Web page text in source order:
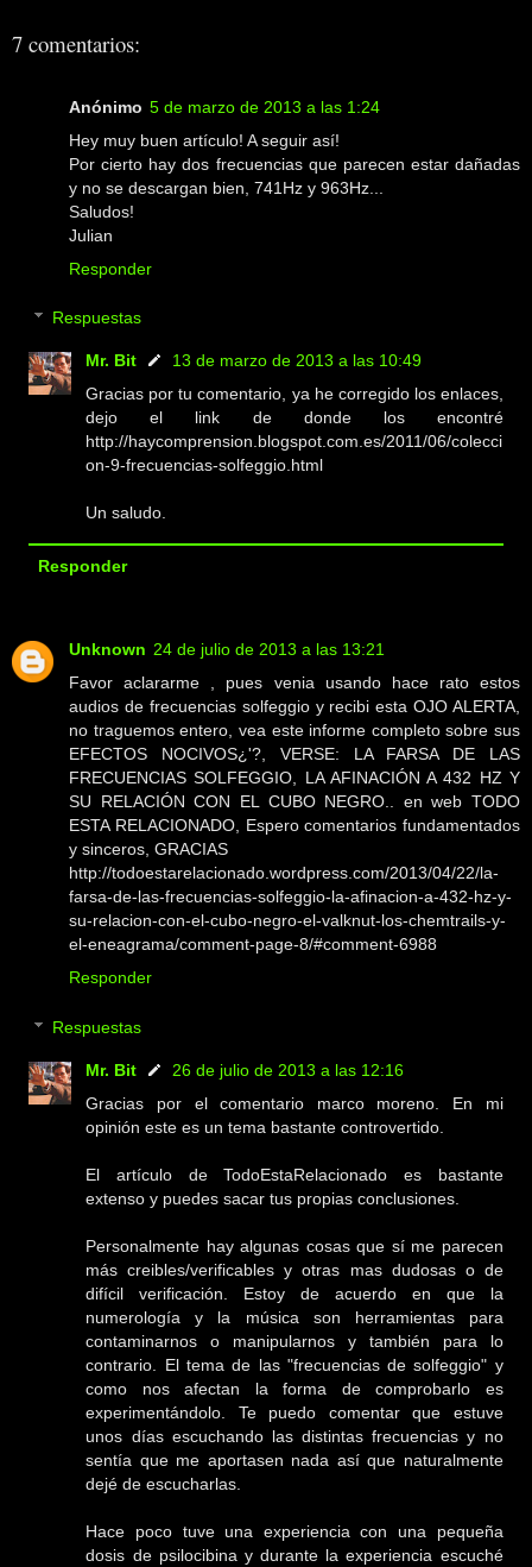
7 comentarios:
Anónimo 5 de marzo de 2013 a las 1:24
Hey muy buen artículo! A seguir así!
Por cierto hay dos frecuencias que parecen estar dañadas
y no se descargan bien, 741Hz y 963Hz...
Saludos!
Julian
Responder
Respuestas
Mr. Bit
13 de marzo de 2013 a las 10:49
Gracias por tu comentario, ya he corregido los enlaces,
dejo el link de donde los encontré
http://haycomprension.blogspot.com.es/2011/06/colecci
on-9-frecuencias-solfeggio.html
Un saludo.
Responder
Unknown 24 de julio de 2013 a las 13:21
Favor aclararme , pues venia usando hace rato estos
audios de frecuencias solfeggio y recibi esta OJO ALERTA,
no traguemos entero, vea este informe completo sobre sus
EFECTOS NOCIVOS¿'?, VERSE: LA FARSA DE LAS
FRECUENCIAS SOLFEGGIO, LA AFINACIÓN A 432 HZ Y
SU RELACIÓN CON EL CUBO NEGRO.. en web TODO
ESTA RELACIONADO, Espero comentarios fundamentados
y sinceros, GRACIAS
http://todoestarelacionado.wordpress.com/2013/04/22/la-
farsa-de-las-frecuencias-solfeggio-la-afinacion-a-432-hz-y-
su-relacion-con-el-cubo-negro-el-valknut-los-chemtrails-y-
el-eneagrama/comment-page-8/#comment-6988
Responder
Respuestas
Mr. Bit
26 de julio de 2013 a las 12:16
Gracias por el comentario marco moreno. En mi
opinión este es un tema bastante controvertido.
El artículo de TodoEstaRelacionado es bastante
extenso y puedes sacar tus propias conclusiones.
Personalmente hay algunas cosas que sí me parecen
más creibles/verificables y otras mas dudosas o de
difícil verificación. Estoy de acuerdo en que la
numerología y la música son herramientas para
contaminarnos o manipularnos y también para lo
contrario. El tema de las "frecuencias de solfeggio" y
como nos afectan la forma de comprobarlo es
experimentándolo. Te puedo comentar que estuve
unos días escuchando las distintas frecuencias y no
sentía que me aportasen nada así que naturalmente
dejé de escucharlas.
Hace poco tuve una experiencia con una pequeña
dosis de psilocibina y durante la experiencia escuché